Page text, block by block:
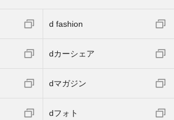
d fashion
dカーシェア
dマガジン
dフォト